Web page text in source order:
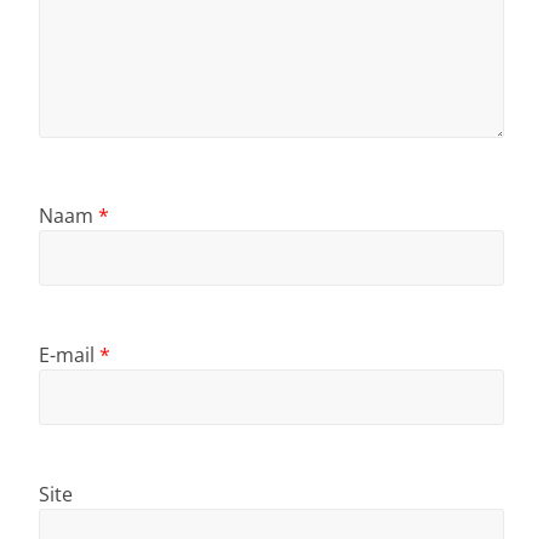
Naam *
E-mail *
Site